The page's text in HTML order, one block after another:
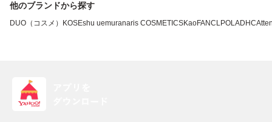
他のブランドから探す
DUO（コスメ） KOSEshu uemuranaris COSMETICSKaoFANCLPOLADHC